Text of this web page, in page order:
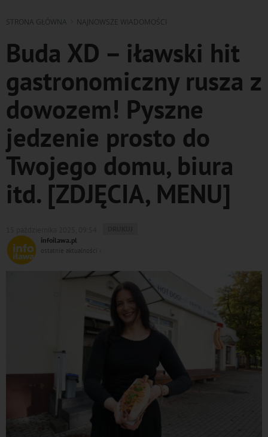
STRONA GŁÓWNA NAJNOWSZE WIADOMOŚCI
Buda XD – iławski hit
gastronomiczny rusza z
dowozem! Pyszne
jedzenie prosto do
Twojego domu, biura
itd. [ZDJĘCIA, MENU]
infoilawa.pl
ostatnie aktualności ‹